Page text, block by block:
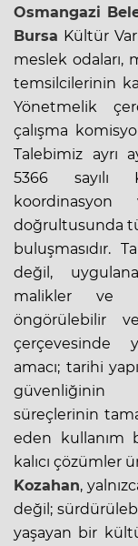
Osmangazi
Bursa Kültür
meslek odaları,
temsilcilerinin
Yönetmelik
çalışma
Talebimiz ayrı
5366 sayılı
doğrultusunda
buluşmasıdır.
değil,
malikler ve
öngörülebilir
çerçevesinde
amacı; tarihi
güvenliğinin
süreçlerinin
eden kullanım
kalıcı çözümler
Kozahan,
değil;
yaşayan bir